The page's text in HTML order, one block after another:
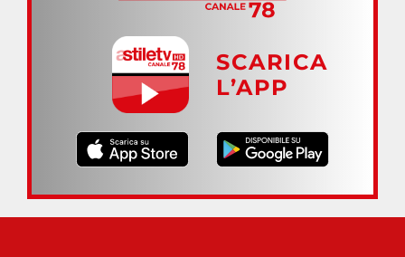
SCARICA
L’APP